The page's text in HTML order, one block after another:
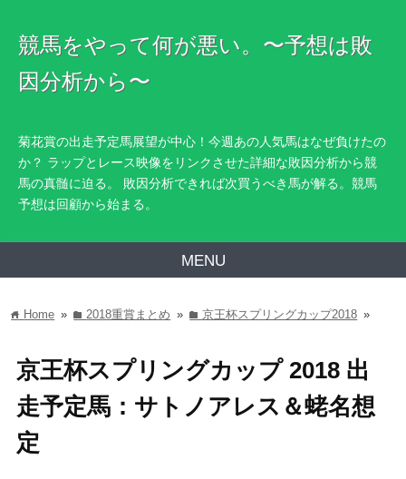
競馬をやって何が悪い。〜予想は敗
因分析から〜
菊花賞の出走予定馬展望が中心！今週あの人気馬はなぜ負けたの
か？ ラップとレース映像をリンクさせた詳細な敗因分析から競
馬の真髄に迫る。 敗因分析できれば次買うべき馬が解る。競馬
予想は回顧から始まる。
MENU
home Home » folder2018重賞まとめ » folder京王杯スプリングカップ2018 »
京王杯スプリングカップ 2018 出
走予定馬：サトノアレス＆蛯名想
定